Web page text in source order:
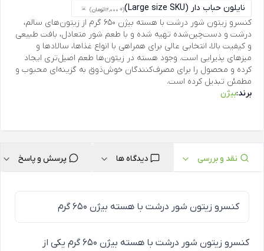
کنسرو زیتون شور درشت با هسته بیژن 650 گرم از زیتون‌های سالم،
درشت و دست‌چین‌شده تهیه شده و با طعم شور متعادل، بافت طبیعی
و کیفیت بالا، انتخابی عالی برای همراهی با انواع غذاها، سالادها و
میزهای پذیرایی است. وجود هسته در زیتون‌ها طعم اصیل‌تری ایجاد
کرده و محصول را برای مصرف‌کنندگان خوش‌ذوق به گزینه‌ای محبوب و
مطمئن تبدیل کرده است.
نایلون حباب دار (Large size SKU)
(+ 12,000 تومان)
برند:بیژن
نقد و بررسی دیدگاه ها پرسش و پاسخ
کنسرو زیتون شور درشت با هسته بیژن 650 گرم
کنسرو زیتون شور درشت با هسته بیژن 650 گرم یکی از